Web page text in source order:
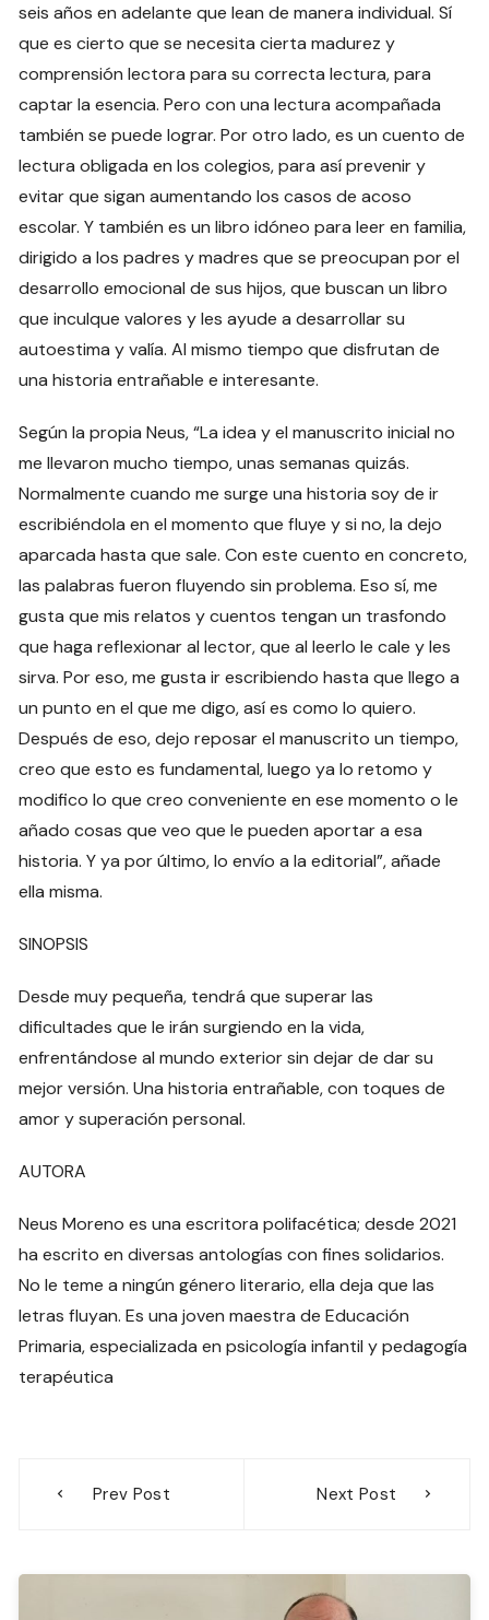
seis años en adelante que lean de manera individual. Sí
que es cierto que se necesita cierta madurez y
comprensión lectora para su correcta lectura, para
captar la esencia. Pero con una lectura acompañada
también se puede lograr. Por otro lado, es un cuento de
lectura obligada en los colegios, para así prevenir y
evitar que sigan aumentando los casos de acoso
escolar. Y también es un libro idóneo para leer en familia,
dirigido a los padres y madres que se preocupan por el
desarrollo emocional de sus hijos, que buscan un libro
que inculque valores y les ayude a desarrollar su
autoestima y valía. Al mismo tiempo que disfrutan de
una historia entrañable e interesante.
Según la propia Neus, “La idea y el manuscrito inicial no
me llevaron mucho tiempo, unas semanas quizás.
Normalmente cuando me surge una historia soy de ir
escribiéndola en el momento que fluye y si no, la dejo
aparcada hasta que sale. Con este cuento en concreto,
las palabras fueron fluyendo sin problema. Eso sí, me
gusta que mis relatos y cuentos tengan un trasfondo
que haga reflexionar al lector, que al leerlo le cale y les
sirva. Por eso, me gusta ir escribiendo hasta que llego a
un punto en el que me digo, así es como lo quiero.
Después de eso, dejo reposar el manuscrito un tiempo,
creo que esto es fundamental, luego ya lo retomo y
modifico lo que creo conveniente en ese momento o le
añado cosas que veo que le pueden aportar a esa
historia. Y ya por último, lo envío a la editorial”, añade
ella misma.
SINOPSIS
Desde muy pequeña, tendrá que superar las
dificultades que le irán surgiendo en la vida,
enfrentándose al mundo exterior sin dejar de dar su
mejor versión. Una historia entrañable, con toques de
amor y superación personal.
AUTORA
Neus Moreno es una escritora polifacética; desde 2021
ha escrito en diversas antologías con fines solidarios.
No le teme a ningún género literario, ella deja que las
letras fluyan. Es una joven maestra de Educación
Primaria, especializada en psicología infantil y pedagogía
terapéutica
Prev Post Next Post